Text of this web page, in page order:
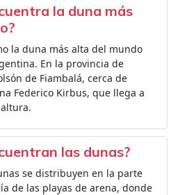
la duna más
la duna más alta del mundo
En la provincia de
de Fiambalá, cerca de
Federico Kirbus, que llega a
las dunas?
se distribuyen en la parte
de las playas de arena, donde